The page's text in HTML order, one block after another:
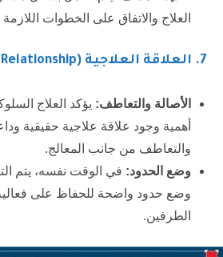
العلاج والاتفاق على الخطوات اللازمة
7. العلاقة العلاجية (Therapeutic Relationship):
الأصالة والتعاطف: يؤكد العلاج
أهمية وجود علاقة علاجية حقيقية
والتعاطف من جانب المعالج.
وضع الحدود: في الوقت نفسه، يتم
وضع حدود واضحة للحفاظ على
الطرفين.